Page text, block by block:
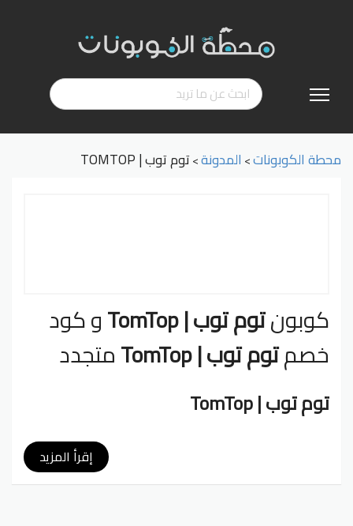
إلى
محطة الكوبونات> المدونة>توم توب | TOMTOP
إقرأ المزيد
كوبونتوم توب | TomTop
و كود
خصمتوم توب | TomTop متجدد
توم توب | TomTop
موقع tomtop
يتمتع موقع tomtop بواجهة سهلة التداول وجذابة وعند
دخولك للموقع ستجد أهم وأشهر المنتجات وستجد خصمًا